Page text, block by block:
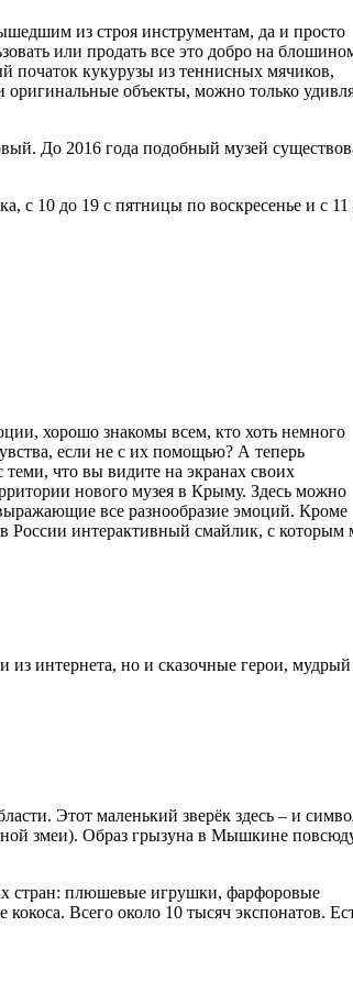
из строя инструментам, да и просто
или продать все это добро на
початок кукурузы из теннисных мячиков,
объекты, можно только
До 2016 года подобный музей
с 10 до 19 с пятницы по воскресенье и с 11
хорошо знакомы всем, кто хоть немного
если не с их помощью? А теперь
что вы видите на экранах своих
нового музея в Крыму. Здесь можно
все разнообразие эмоций. Кроме
России интерактивный смайлик, с которым
из интернета, но и сказочные герои,
Этот маленький зверёк здесь – и
змеи). Образ грызуна в Мышкине
стран: плюшевые игрушки, фарфоровые
Всего около 10 тысяч экспонатов.